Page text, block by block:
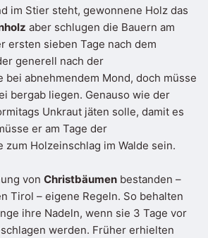
im Stier steht, gewonnene Holz das
aber schlugen die Bauern am
ersten sieben Tage nach dem
generell nach der
bei abnehmendem Mond, doch müsse
bergab liegen. Genauso wie der
Unkraut jäten solle, damit es
er am Tage der
Holzeinschlag im Walde sein.
von Christbäumen bestanden –
Tirol – eigene Regeln. So behalten
ihre Nadeln, wenn sie 3 Tage vor
werden. Früher erhielten